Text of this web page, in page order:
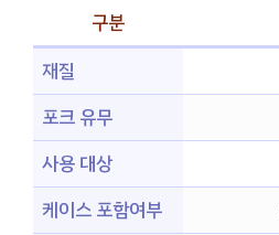
구분
재질
포크 유무
사용 대상
케이스 포함여부